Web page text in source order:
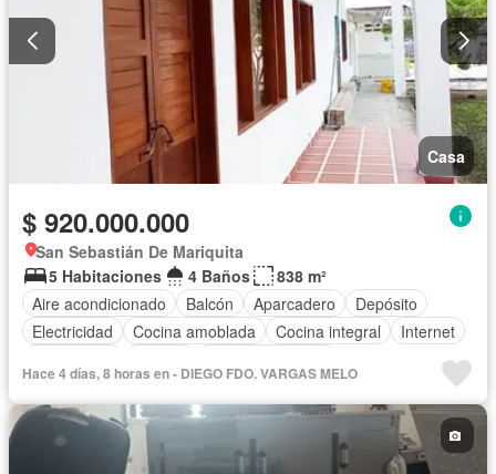
Casa
$ 920.000.000
San Sebastián De Mariquita
5 Habitaciones
4 Baños
838 m²
Aire acondicionado
Balcón Aparcadero
Depósito
Electricidad
Cocina amoblada Cocina integral
Internet
Cuarto de servicio
Terraza Agua
Tanque de agua
Patio
Jardín Estudio
Hace 4 días, 8 horas en - DIEGO FDO. VARGAS MELO